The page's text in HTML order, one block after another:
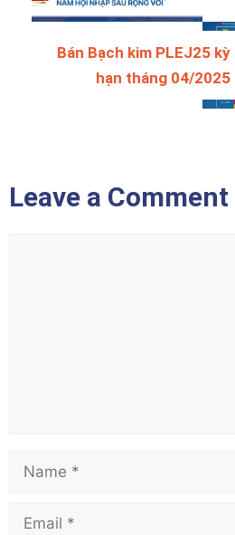
Bán Bạch kim PLEJ25 kỳ
hạn tháng 04/2025
Leave a Comment
Name
Email